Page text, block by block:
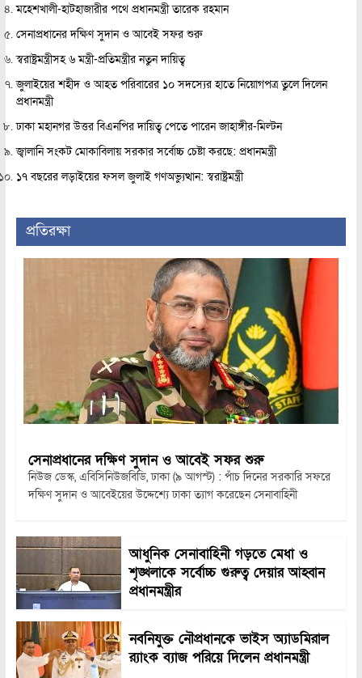
মহেশখালী-হাটহাজারীর পথে প্রধানমন্ত্রী তারেক রহমান
সেনাপ্রধানের দক্ষিণ সুদান ও আবেই সফর শুরু
স্বরাষ্ট্রমন্ত্রীসহ ৬ মন্ত্রী-প্রতিমন্ত্রীর নতুন দায়িত্ব
জুলাইয়ের শহীদ ও আহত পরিবারের ১০ সদস্যের হাতে নিয়োগপত্র তুলে দিলেন
প্রধানমন্ত্রী
ঢাকা মহানগর উত্তর বিএনপির দায়িত্ব পেতে পারেন জাহাঙ্গীর-মিল্টন
জ্বালানি সংকট মোকাবিলায় সরকার সর্বোচ্চ চেষ্টা করছে: প্রধানমন্ত্রী
১৭ বছরের লড়াইয়ের ফসল জুলাই গণঅভ্যুত্থান: স্বরাষ্ট্রমন্ত্রী
প্রতিরক্ষা
সেনাপ্রধানের দক্ষিণ সুদান ও আবেই সফর শুরু
নিউজ ডেস্ক, এবিসিনিউজবিডি, ঢাকা (৯ আগস্ট) : পাঁচ দিনের সরকারি সফরে
দক্ষিণ সুদান ও আবেইয়ের উদ্দেশ্যে ঢাকা ত্যাগ করেছেন সেনাবাহিনী
আধুনিক সেনাবাহিনী গড়তে মেধা ও
শৃঙ্খলাকে সর্বোচ্চ গুরুত্ব দেয়ার আহ্বান
প্রধানমন্ত্রীর
নবনিযুক্ত নৌপ্রধানকে ভাইস অ্যাডমিরাল
র‍্যাংক ব্যাজ পরিয়ে দিলেন প্রধানমন্ত্রী